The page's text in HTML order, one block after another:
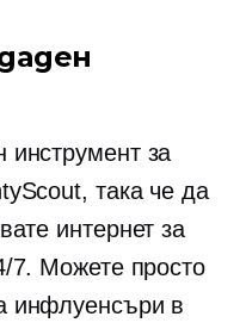
инструмент за
така че да
интернет за
7. Можете просто
инфлуенсъри в